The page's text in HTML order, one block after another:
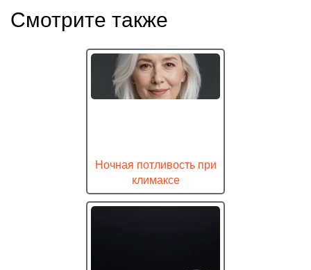
Смотрите также
Ночная потливость при
климаксе